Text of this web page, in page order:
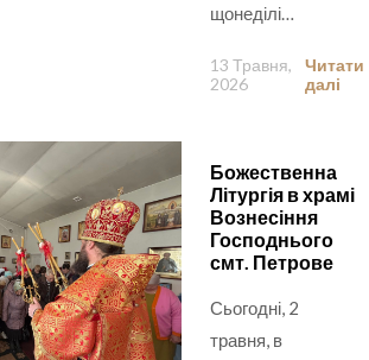
щонеділі…
13 Травня,
2026
Читати
далі
Божественна
Літургія в храмі
Вознесіння
Господнього
смт. Петрове
Сьогодні, 2
травня, в